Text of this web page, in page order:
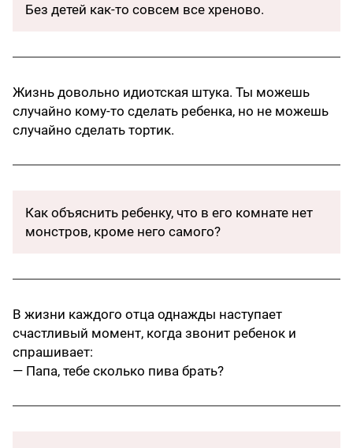
Без детей как-то совсем все хреново.
Жизнь довольно идиотская штука. Ты можешь
случайно кому-то сделать ребенка, но не можешь
случайно сделать тортик.
Как объяснить ребенку, что в его комнате нет
монстров, кроме него самого?
В жизни каждого отца однажды наступает
счастливый момент, когда звонит ребенок и
спрашивает:
— Папа, тебе сколько пива брать?